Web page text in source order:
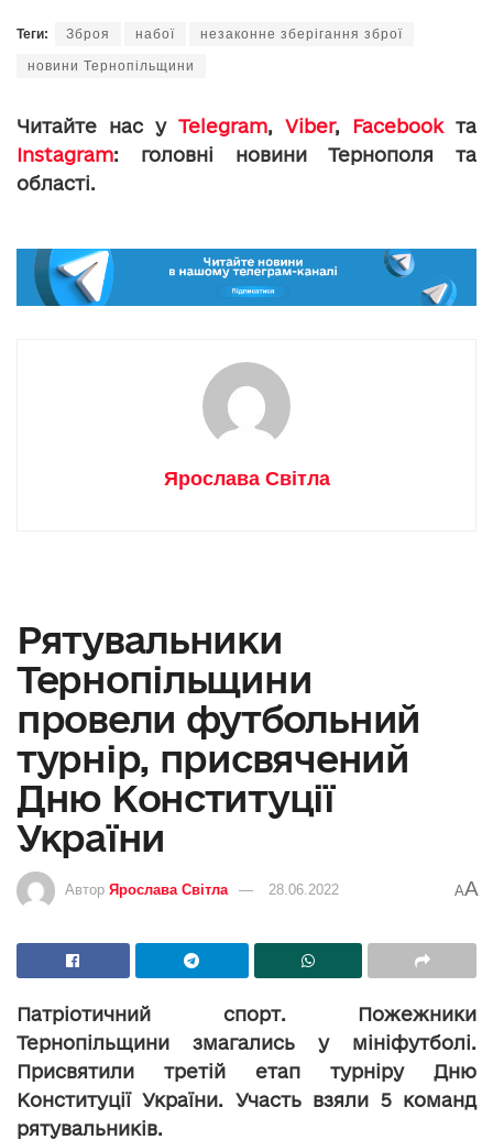
Теги: Зброя набої незаконне зберігання зброї
новини Тернопільщини
Читайте нас у Telegram, Viber, Facebookта
Instagram: головні новини Тернополя та
області.
Ярослава Світла
Рятувальники
Тернопільщини
провели футбольний
турнір, присвячений
Дню Конституції
України
Автор Ярослава Світла 28.06.2022 AA
Патріотичний спорт. Пожежники
Тернопільщини змагались у мініфутболі.
Присвятили третій етап турніру Дню
Конституції України. Участь взяли 5 команд
рятувальників.